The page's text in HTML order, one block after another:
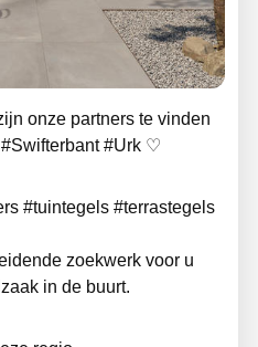
onze partners te vinden
#Urk ♡
#tuintegels #terrastegels
zoekwerk voor u
in de buurt.